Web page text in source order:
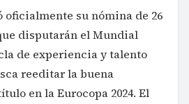
oficialmente su nómina de 26
disputarán el Mundial
de experiencia y talento
reeditar la buena
en la Eurocopa 2024. El